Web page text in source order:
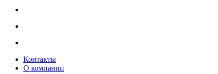
Контакты
О компании